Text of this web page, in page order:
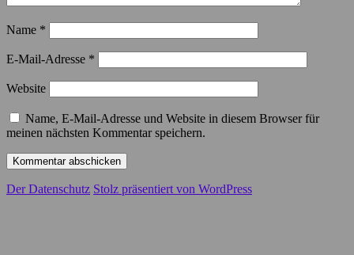
Name *
E-Mail-Adresse *
Website
Name, E-Mail-Adresse und Website in diesem Browser für
meinen nächsten Kommentar speichern.
Der Datenschutz Stolz präsentiert von WordPress